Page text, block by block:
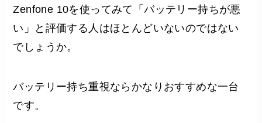
Zenfone 10を使ってみて「バッテリー持ちが悪
い」と評価する人はほとんどいないのではない
でしょうか。
バッテリー持ち重視ならかなりおすすめな一台
です。